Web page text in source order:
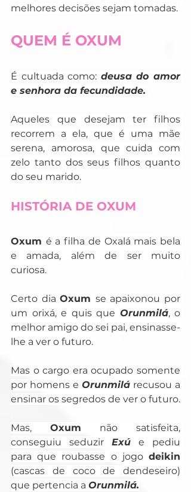
melhores decisões sejam tomadas.
QUEM É OXUM
É cultuada como: deusa do amor
e senhora da fecundidade.
Aqueles que desejam ter filhos
recorrem a ela, que é uma mãe
serena, amorosa, que cuida com
zelo tanto dos seus filhos quanto
do seu marido.
HISTÓRIA DE OXUM
Oxum é a filha de Oxalá mais bela
e amada, além de ser muito
curiosa.
Certo dia Oxum se apaixonou por
um orixá, e quis que Orunmilá, o
melhor amigo do sei pai, ensinasse-
lhe a ver o futuro.
Mas o cargo era ocupado somente
por homens e Orunmilá recusou a
ensinar os segredos de ver o futuro.
Mas, Oxum não satisfeita,
conseguiu seduzir Exú e pediu
para que roubasse o jogo
(cascas de coco de dendeseiro)
que pertencia a Orunmilá.